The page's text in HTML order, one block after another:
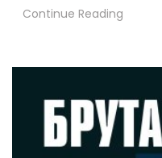
Continue Reading